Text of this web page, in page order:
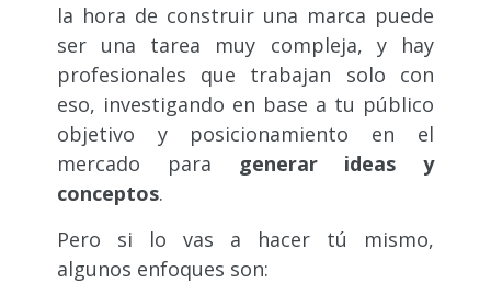
la hora de construir una marca puede
ser una tarea muy compleja, y hay
profesionales que trabajan solo con
eso, investigando en base a tu público
objetivo y posicionamiento en el
mercado para
generar ideas y
conceptos.
Pero si lo vas a hacer tú mismo,
algunos enfoques son: